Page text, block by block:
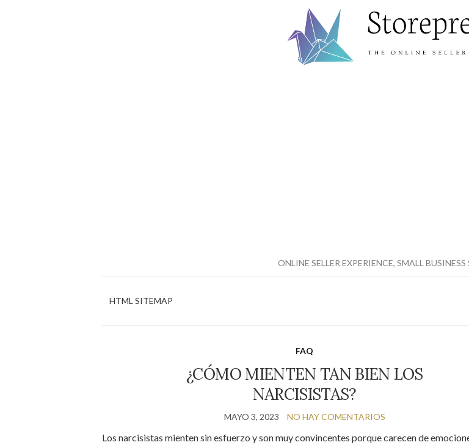
ONLINE SELLER EXPERIENCE, SMALL BUSINESS
HTML SITEMAP
FAQ
¿CÓMO MIENTEN TAN BIEN LOS
NARCISISTAS?
MAYO 3, 2023 NO HAY COMENTARIOS
Los narcisistas mienten sin esfuerzo y son muy convincentes porque carecen de